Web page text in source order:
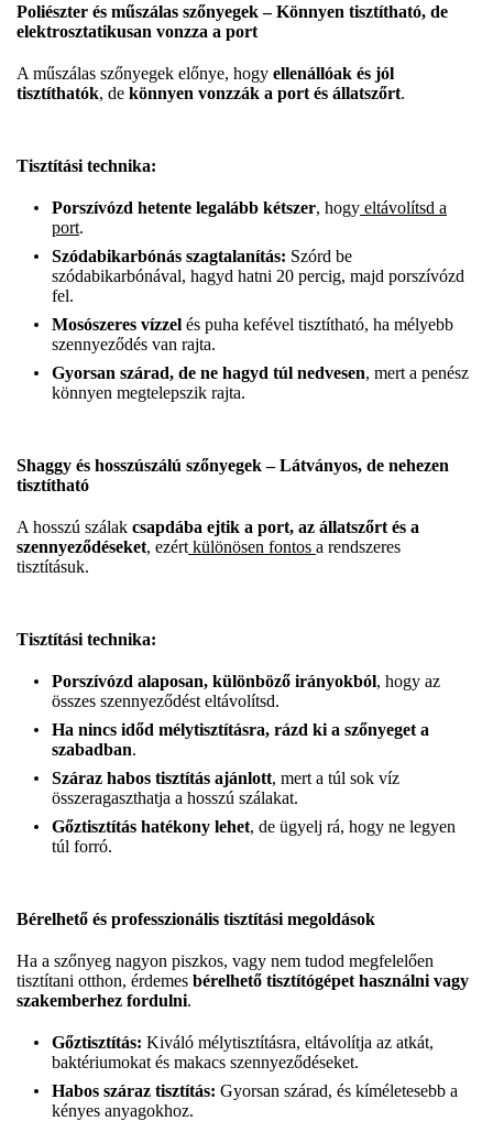
Poliészter és műszálas szőnyegek – Könnyen tisztítható, de
elektrosztatikusan vonzza a port
A műszálas szőnyegek előnye, hogy ellenállóak és jól
tisztíthatók, de könnyen vonzzák a port és állatszőrt.
Tisztítási technika:
Porszívózd hetente legalább kétszer, hogy eltávolítsd a
port.
Szódabikarbónás szagtalanítás: Szórd be
szódabikarbónával, hagyd hatni 20 percig, majd porszívózd
fel.
Mosószeres vízzel és puha kefével tisztítható, ha mélyebb
szennyeződés van rajta.
Gyorsan szárad, de ne hagyd túl nedvesen, mert a penész
könnyen megtelepszik rajta.
Shaggy és hosszúszálú szőnyegek – Látványos, de nehezen
tisztítható
A hosszú szálak csapdába ejtik a port, az állatszőrt és a
szennyeződéseket, ezért különösen fontos a rendszeres
tisztításuk.
Tisztítási technika:
Porszívózd alaposan, különböző irányokból, hogy az
összes szennyeződést eltávolítsd.
Ha nincs időd mélytisztításra, rázd ki a szőnyeget a
szabadban.
Száraz habos tisztítás ajánlott, mert a túl sok víz
összeragaszthatja a hosszú szálakat.
Gőztisztítás hatékony lehet, de ügyelj rá, hogy ne legyen
túl forró.
Bérelhető és professzionális tisztítási megoldások
Ha a szőnyeg nagyon piszkos, vagy nem tudod megfelelően
tisztítani otthon, érdemes bérelhető tisztítógépet használni vagy
szakemberhez fordulni.
Gőztisztítás: Kiváló mélytisztításra, eltávolítja az atkát,
baktériumokat és makacs szennyeződéseket.
Habos száraz tisztítás: Gyorsan szárad, és kíméletesebb a
kényes anyagokhoz.